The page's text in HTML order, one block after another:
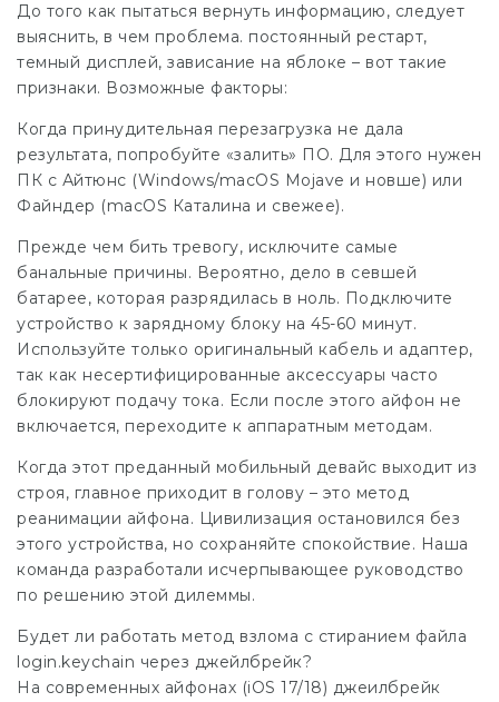
До того как пытаться вернуть информацию, следует
выяснить, в чем проблема. постоянный рестарт,
темный дисплей, зависание на яблоке – вот такие
признаки. Возможные факторы:
Когда принудительная перезагрузка не дала
результата, попробуйте «залить» ПО. Для этого нужен
ПК с Айтюнс (Windows/macOS Mojave и новше) или
Файндер (macOS Каталина и свежее).
Прежде чем бить тревогу, исключите самые
банальные причины. Вероятно, дело в севшей
батарее, которая разрядилась в ноль. Подключите
устройство к зарядному блоку на 45-60 минут.
Используйте только оригинальный кабель и адаптер,
так как несертифицированные аксессуары часто
блокируют подачу тока. Если после этого айфон не
включается, переходите к аппаратным методам.
Когда этот преданный мобильный девайс выходит из
строя, главное приходит в голову – это метод
реанимации айфона. Цивилизация остановился без
этого устройства, но сохраняйте спокойствие. Наша
команда разработали исчерпывающее руководство
по решению этой дилеммы.
Будет ли работать метод взлома с стиранием файла
login.keychain через джейлбрейк?
На современных айфонах (iOS 17/18) джеилбрейк